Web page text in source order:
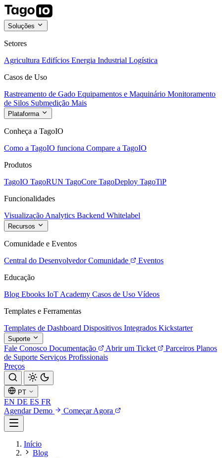
Soluções
Setores
Agricultura Edifícios Energia Industrial Logística
Casos de Uso
Rastreamento de Gado Equipamentos e Maquinário Monitoramento
de Silos Submedição Mais
Plataforma
Conheça a TagoIO
Como a TagoIO funciona Compare a TagoIO
Produtos
TagoIO TagoRUN TagoCore TagoDeploy TagoTiP
Funcionalidades
Visualização Analytics Backend Whitelabel
Recursos
Comunidade e Eventos
Central do Desenvolvedor Comunidade
Eventos
Educação
Blog Ebooks IoT Academy Casos de Uso Vídeos
Templates e Ferramentas
Templates de Dashboard Dispositivos Integrados Kickstarter
Suporte
Fale Conosco Documentação Abrir um Ticket Parceiros Planos
de Suporte Serviços Profissionais
Preços
PT
EN DE ES FR
Agendar Demo
Começar Agora
Início
Blog